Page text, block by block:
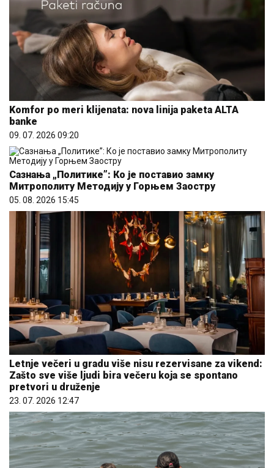
Komfor po meri klijenata: nova linija paketa ALTA
banke
09. 07. 2026 09:20
Сазнања „Политике”: Ко је поставио замку
Митрополиту Методију у Горњем Заостру
05. 08. 2026 15:45
Letnje večeri u gradu više nisu rezervisane za vikend:
Zašto sve više ljudi bira večeru koja se spontano
pretvori u druženje
23. 07. 2026 12:47